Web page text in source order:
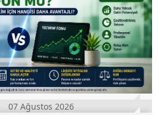
07 Ağustos 2026